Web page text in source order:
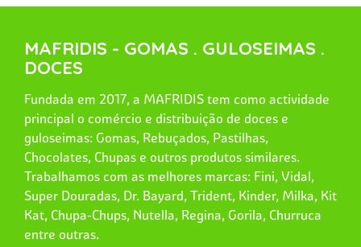
MAFRIDIS - GOMAS . GULOSEIMAS .
DOCES
Fundada em 2017, a MAFRIDIS tem como actividade
principal o comércio e distribuição de doces e
guloseimas: Gomas, Rebuçados, Pastilhas,
Chocolates, Chupas e outros produtos similares.
Trabalhamos com as melhores marcas: Fini, Vidal,
Super Douradas, Dr. Bayard, Trident, Kinder, Milka, Kit
Kat, Chupa-Chups, Nutella, Regina, Gorila, Churruca
entre outras.